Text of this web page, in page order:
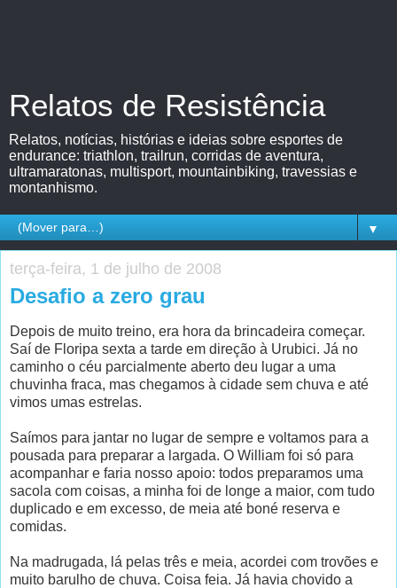
Relatos de Resistência
Relatos, notícias, histórias e ideias sobre esportes de
endurance: triathlon, trailrun, corridas de aventura,
ultramaratonas, multisport, mountainbiking, travessias e
montanhismo.
▼
terça-feira, 1 de julho de 2008
Desafio a zero grau
Depois de muito treino, era hora da brincadeira começar.
Saí de Floripa sexta a tarde em direção à Urubici. Já no
caminho o céu parcialmente aberto deu lugar a uma
chuvinha fraca, mas chegamos à cidade sem chuva e até
vimos umas estrelas.
Saímos para jantar no lugar de sempre e voltamos para a
pousada para preparar a largada. O William foi só para
acompanhar e faria nosso apoio: todos preparamos uma
sacola com coisas, a minha foi de longe a maior, com tudo
duplicado e em excesso, de meia até boné reserva e
comidas.
Na madrugada, lá pelas três e meia, acordei com trovões e
muito barulho de chuva. Coisa feia. Já havia chovido a